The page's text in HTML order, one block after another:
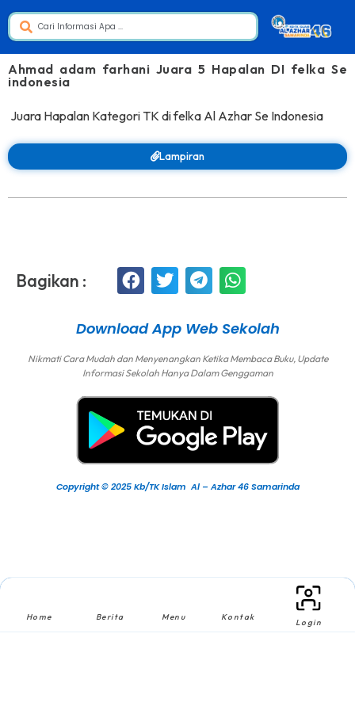
Ahmad adam farhani Juara 5 Hapalan DI felka Se
indonesia
Juara Hapalan Kategori TK di felka Al Azhar Se Indonesia
Lampiran
Bagikan :
Download App Web Sekolah
Nikmati Cara Mudah dan Menyenangkan Ketika Membaca Buku, Update
Informasi Sekolah Hanya Dalam Genggaman
Copyright © 2025 Kb/TK Islam Al – Azhar 46 Samarinda
Home Berita Menu Kontak
Login